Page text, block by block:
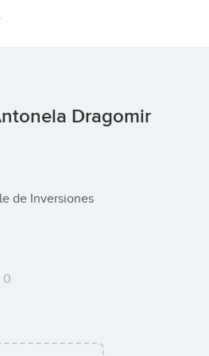
Dragomir
de Inversiones
0